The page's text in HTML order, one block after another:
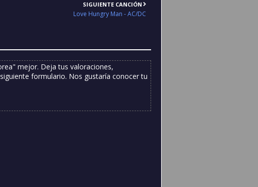
SIGUIENTE CANCIÓN
Love Hungry Man - AC/DC
mejor. Deja tus valoraciones,
formulario. Nos gustaría conocer tu